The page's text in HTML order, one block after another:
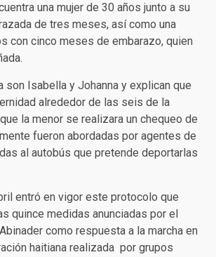
una mujer de 30 años junto a su
de tres meses, así como una
con cinco meses de embarazo, quien
son Isabella y Johanna y explican que
alrededor de las seis de la
la menor se realizara un chequeo de
fueron abordadas por agentes de
al autobús que pretende deportarlas
entró en vigor este protocolo que
quince medidas anunciadas por el
como respuesta a la marcha en
haitiana realizada por grupos